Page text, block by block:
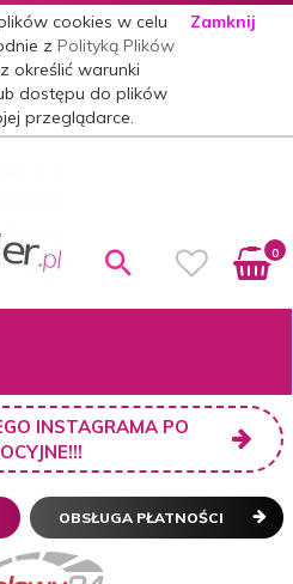
cookies w celu
zPolityką Plików
określić warunki
dostępu do plików
przeglądarce.
Zamknij
0
INSTAGRAMA PO
OBSŁUGA PŁATNOŚCI